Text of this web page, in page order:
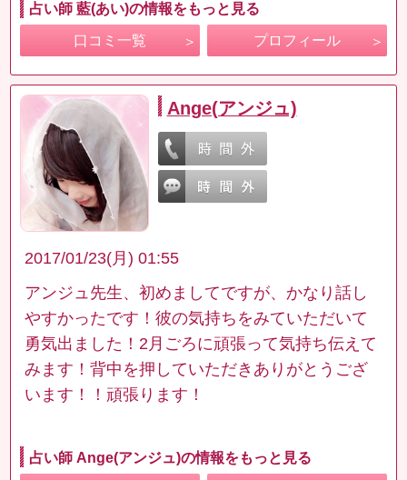
占い師 藍(あい)の情報をもっと見る
口コミ一覧 プロフィール
Ange(アンジュ)
2017/01/23(月) 01:55
アンジュ先生、初めましてですが、かなり話し
やすかったです！彼の気持ちをみていただいて
勇気出ました！2月ごろに頑張って気持ち伝えて
みます！背中を押していただきありがとうござ
います！！頑張ります！
占い師 Ange(アンジュ)の情報をもっと見る